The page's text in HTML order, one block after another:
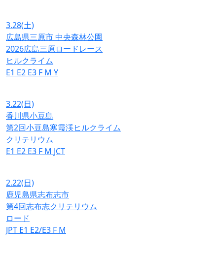
3.28(土)
広島県三原市 中央森林公園
2026広島三原ロードレース
ヒルクライム
E1 E2 E3 F M Y
3.22(日)
香川県小豆島
第2回小豆島寒霞渓ヒルクライム
クリテリウム
E1 E2 E3 F M JCT
2.22(日)
鹿児島県志布志市
第4回志布志クリテリウム
ロード
JPT E1 E2/E3 F M